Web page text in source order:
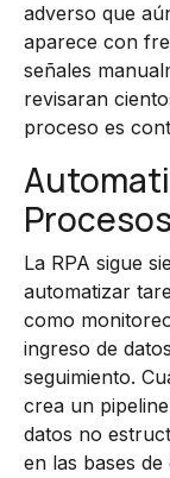
adverso que
aparece con
señales
revisaran
proceso es
La RPA sigue
automatizar
como
ingreso de
seguimiento.
crea un
datos no
en las bases de